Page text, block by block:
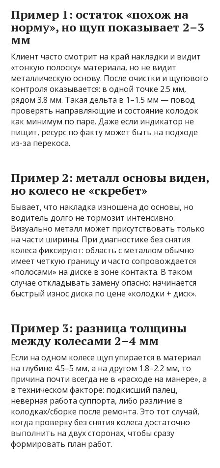
Пример 1: остаток «похож на
норму», но щуп показывает 2–3
мм
Клиент часто смотрит на край накладки и видит
«тонкую полоску» материала, но не видит
металлическую основу. После очистки и щупового
контроля оказывается: в одной точке 2.5 мм,
рядом 3.8 мм. Такая дельта в 1–1.5 мм — повод
проверять направляющие и состояние колодок
как минимум по паре. Даже если индикатор не
пищит, ресурс по факту может быть на подходе
из-за перекоса.
Пример 2: металл основы виден,
но колесо не «скребет»
Бывает, что накладка изношена до основы, но
водитель долго не тормозит интенсивно.
Визуально металл может присутствовать только
на части ширины. При диагностике без снятия
колеса фиксируют: область с металлом обычно
имеет четкую границу и часто сопровождается
«полосами» на диске в зоне контакта. В таком
случае откладывать замену опасно: начинается
быстрый износ диска по цене «колодки + диск».
Пример 3: разница толщины
между колесами 2–4 мм
Если на одном колесе щуп упирается в материал
на глубине 4.5–5 мм, а на другом 1.8–2.2 мм, то
причина почти всегда не в «расходе на манере», а
в техническом факторе: подкисший палец,
неверная работа суппорта, либо различие в
колодках/сборке после ремонта. Это тот случай,
когда проверку без снятия колеса достаточно
выполнить на двух сторонах, чтобы сразу
формировать план работ.